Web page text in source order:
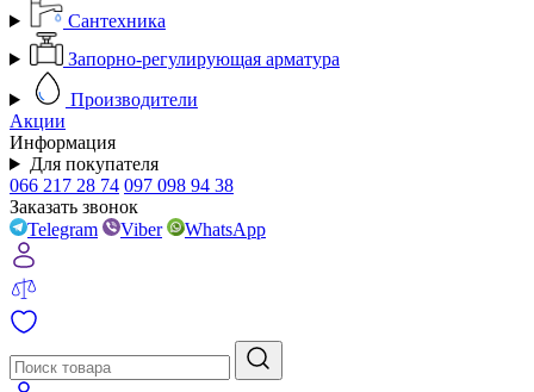
Сантехника
Запорно-регулирующая арматура
Производители
Акции
Информация
Для покупателя
066 217 28 74 097 098 94 38
Заказать звонок
Telegram
Viber WhatsApp